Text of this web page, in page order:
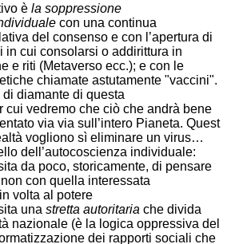
è la soppressione
con una continua
del consenso e con l’apertura di
in cui consolarsi o addirittura in
e riti (Metaverso ecc.); e con le
chiamate astutamente "vaccini".
di diamante di questa
cui vedremo che ciò che andrà bene
via via sull’intero Pianeta. Quest
vogliono sì eliminare un virus…
dell’autocoscienza individuale:
da poco, storicamente, di pensare
con quella interessata
volta al potere
una stretta autoritaria che divida
nazionale (è la logica oppressiva del
dei rapporti sociali che